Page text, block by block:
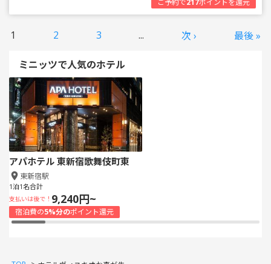
ご予約で217ポイントを還元
1 2 3 ... 次 › 最後 »
ミニッツで人気のホテル
アパホテル 東新宿歌舞伎町東
東新宿駅
1泊1名合計
支払いは後で！ 9,240円~
宿泊費の5%分のポイント還元